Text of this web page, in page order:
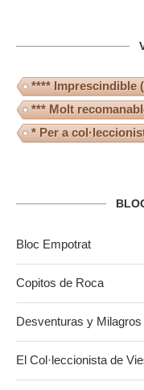
**** Imprescindible
*** Molt
* Per a
Bloc Empotrat
Copitos de Roca
Desventuras y Milagros
El Col·leccionista de